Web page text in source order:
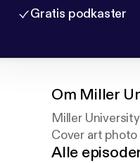
Gratis podkaster
Om Miller
Miller
Cover art photo
Alle